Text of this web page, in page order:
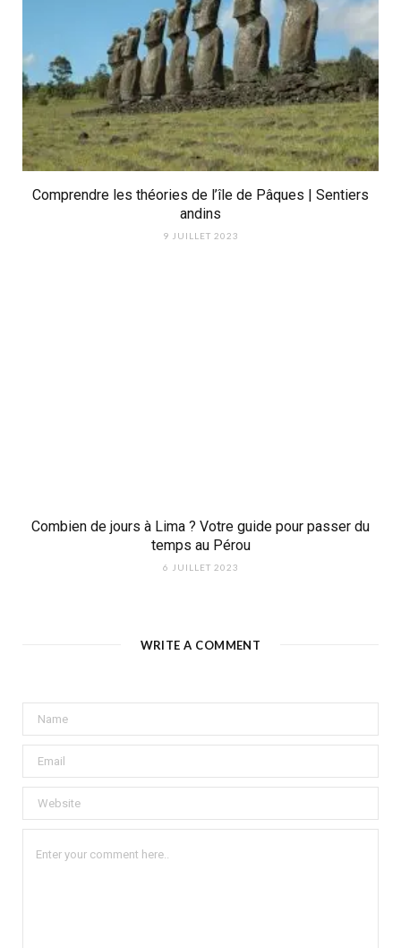
Comprendre les théories de l’île de Pâques | Sentiers
andins
9 JUILLET 2023
Combien de jours à Lima ? Votre guide pour passer du
temps au Pérou
6 JUILLET 2023
WRITE A COMMENT